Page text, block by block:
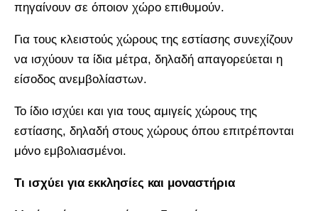
πηγαίνουν σε όποιον χώρο επιθυμούν.
Για τους κλειστούς χώρους της εστίασης συνεχίζουν
να ισχύουν τα ίδια μέτρα, δηλαδή απαγορεύεται η
είσοδος ανεμβολίαστων.
Το ίδιο ισχύει και για τους αμιγείς χώρους της
εστίασης, δηλαδή στους χώρους όπου επιτρέπονται
μόνο εμβολιασμένοι.
Τι ισχύει για εκκλησίες και μοναστήρια